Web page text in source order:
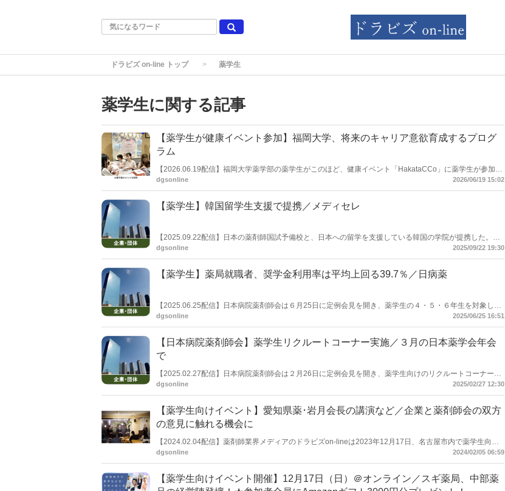
ドラビズ on-line トップ 薬学生
薬学生に関する記事
【薬学生が健康イベント参加】福岡大学、将来のキャリア意欲育成するプログ
ラム
【2026.06.19配信】福岡大学薬学部の薬学生がこのほど、健康イベント「HakataCCo」に薬学生が参加し
た。学生が将来のキャリアに必要な意欲、態度、能力を育成することを目的とした課題解決型プログラム
dgsonline 2026/06/19 15:02
【薬学生】韓国留学生支援で提携／メディセレ
【2025.09.22配信】日本の薬剤師国試予備校と、日本への留学を支援している韓国の学院が提携した。提
携したのは日本の薬剤師国試予備校のメディセレと、韓国から日本への医療系進学を支援している江南ス
dgsonline 2025/09/22 19:30
【薬学生】薬局就職者、奨学金利用率は平均上回る39.7％／日病薬
【2025.06.25配信】日本病院薬剤師会は６月25日に定例会見を開き、薬学生の４・５・６年生を対象した
調査を行った。その結果、奨学金を利用している学生は33.8%。就職活動終了者921人のうち奨学金の活用
dgsonline 2025/06/25 16:51
【日本病院薬剤師会】薬学生リクルートコーナー実施／３月の日本薬学会年会
で
【2025.02.27配信】日本病院薬剤師会は２月26日に定例会見を開き、薬学生向けのリクルートコーナーの
実施について説明した。今年３月に開かれる日本薬学会第145年会（福岡）で出展する。昨年12月の会見
dgsonline 2025/02/27 12:30
【薬学生向けイベント】愛知県薬･岩月会長の講演など／企業と薬剤師会の双方
の意見に触れる機会に
【2024.02.04配信】薬剤師業界メディアのドラビズon-lineは2023年12月17日、名古屋市内で薬学生向け
イベントを開催した。愛知県薬剤師会の岩月進会長に講演を依頼したほか、地元の有力ドラッグストア企
地方の薬剤師が中心ながら、約40名の薬学生が参加した。社会に出る前の早い時期から社会情勢の変化が
薬剤師にどのような影響をもたらすかの視点を薬学生が持つことは、薬剤師業界の振興にも不可欠ではな
dgsonline 2024/02/05 06:59
【薬学生向けイベント開催】12月17日（日）＠オンライン／スギ薬局、中部薬